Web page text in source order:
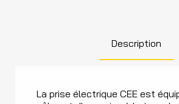
Description
La prise électrique CEE est